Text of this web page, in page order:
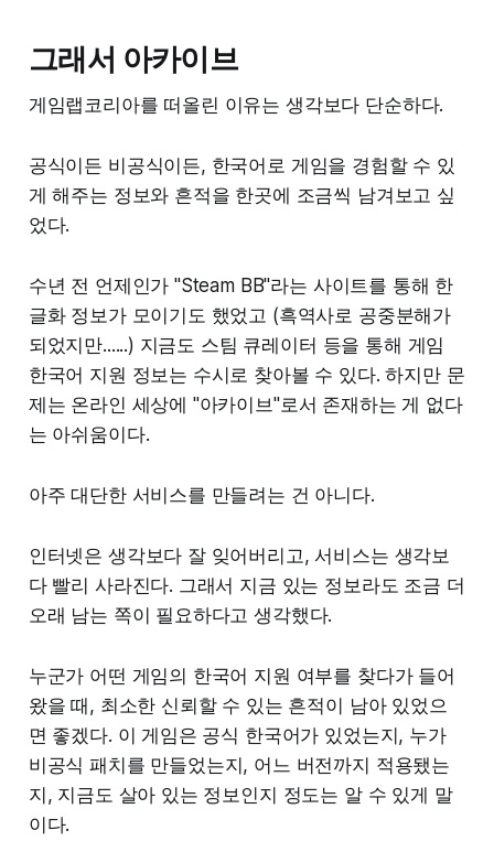
그래서 아카이브
게임랩코리아를 떠올린 이유는 생각보다 단순하다.
공식이든 비공식이든, 한국어로 게임을 경험할 수 있
게 해주는 정보와 흔적을 한곳에 조금씩 남겨보고 싶
었다.
수년 전 언제인가 "Steam BB"라는 사이트를 통해 한
글화 정보가 모이기도 했었고 (흑역사로 공중분해가
되었지만......) 지금도 스팀 큐레이터 등을 통해 게임
한국어 지원 정보는 수시로 찾아볼 수 있다. 하지만 문
제는 온라인 세상에 "아카이브"로서 존재하는 게 없다
는 아쉬움이다.
아주 대단한 서비스를 만들려는 건 아니다.
인터넷은 생각보다 잘 잊어버리고, 서비스는 생각보
다 빨리 사라진다. 그래서 지금 있는 정보라도 조금 더
오래 남는 쪽이 필요하다고 생각했다.
누군가 어떤 게임의 한국어 지원 여부를 찾다가 들어
왔을 때, 최소한 신뢰할 수 있는 흔적이 남아 있었으
면 좋겠다. 이 게임은 공식 한국어가 있었는지, 누가
비공식 패치를 만들었는지, 어느 버전까지 적용됐는
지, 지금도 살아 있는 정보인지 정도는 알 수 있게 말
이다.